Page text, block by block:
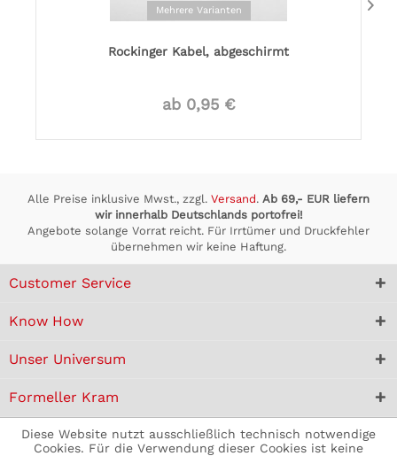
Mehrere Varianten
Rockinger Kabel, abgeschirmt
ab 0,95 €
Alle Preise inklusive Mwst., zzgl. Versand. Ab 69,- EUR liefern
wir innerhalb Deutschlands portofrei!
Angebote solange Vorrat reicht. Für Irrtümer und Druckfehler
übernehmen wir keine Haftung.
Customer Service
Know How
Unser Universum
Formeller Kram
Diese Website nutzt ausschließlich technisch notwendige
Cookies. Für die Verwendung dieser Cookies ist keine